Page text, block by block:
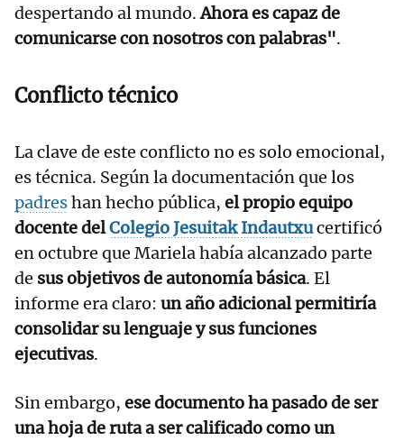
despertando al mundo.Ahora es capaz de
comunicarse con nosotros con palabras".
Conflicto técnico
La clave de este conflicto no es solo emocional,
es técnica. Según la documentación que los
padreshan hecho pública, el propio equipo
docente delColegio Jesuitak Indautxucertificó
en octubre que Mariela había alcanzado parte
de sus objetivos de autonomía básica. El
informe era claro: un año adicional permitiría
consolidar su lenguaje y sus funciones
ejecutivas.
Sin embargo, ese documento ha pasado de ser
una hoja de ruta a ser calificado como un